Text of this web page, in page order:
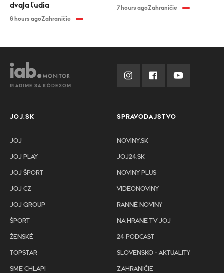
dvaja ľudia
6 hours agoZahraničie
7 hours agoZahraničie
RIADIME SA KÓDEXOM
JOJ.SK
JOJ
JOJ PLAY
JOJ ŠPORT
JOJ CZ
JOJ GROUP
ŠPORT
ŽENSKÉ
TOPSTAR
SME CHLAPI
SPRAVODAJSTVO
NOVINY.SK
JOJ24.SK
NOVINY PLUS
VIDEONOVINY
RANNÉ NOVINY
NA HRANE TV JOJ
24 PODCAST
SLOVENSKO - AKTUALITY
ZAHRANIČIE